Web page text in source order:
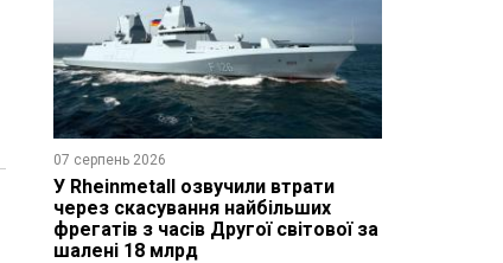
07 серпень 2026
У Rheinmetall озвучили втрати
через скасування найбільших
фрегатів з часів Другої світової за
шалені 18 млрд